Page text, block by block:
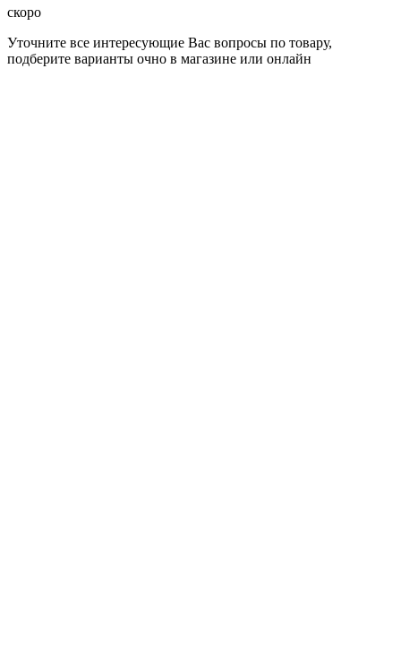
скоро
Уточните все интересующие Вас вопросы по товару,
подберите варианты очно в магазине или онлайн